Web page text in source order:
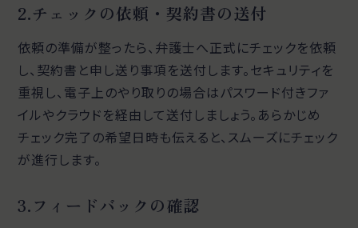
2.チェックの依頼・契約書の送付
依頼の準備が整ったら、弁護士へ正式にチェックを依頼
し、契約書と申し送り事項を送付します。セキュリティを
重視し、電子上のやり取りの場合はパスワード付きファ
イルやクラウドを経由して送付しましょう。あらかじめ
チェック完了の希望日時も伝えると、スムーズにチェック
が進行します。
3.フィードバックの確認